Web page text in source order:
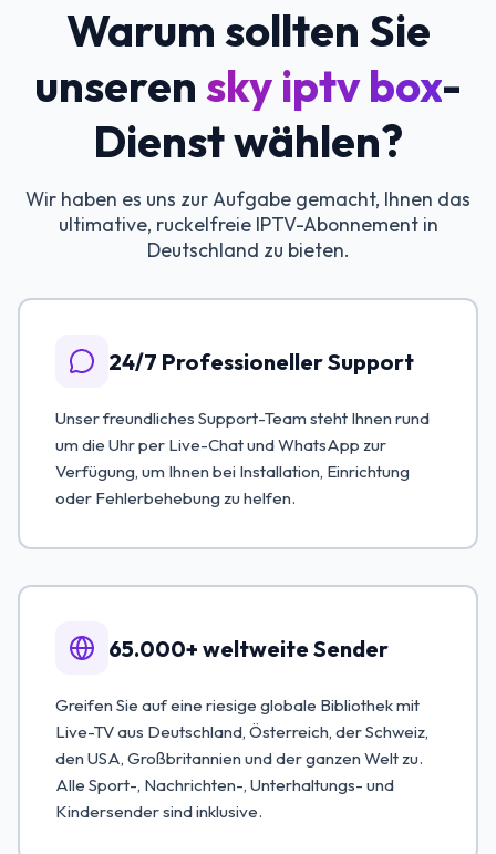
Warum sollten Sie
unseren sky iptv box-
Dienst wählen?
Wir haben es uns zur Aufgabe gemacht, Ihnen das
ultimative, ruckelfreie IPTV-Abonnement in
Deutschland zu bieten.
24/7 Professioneller Support
Unser freundliches Support-Team steht Ihnen rund
um die Uhr per Live-Chat und WhatsApp zur
Verfügung, um Ihnen bei Installation, Einrichtung
oder Fehlerbehebung zu helfen.
65.000+ weltweite Sender
Greifen Sie auf eine riesige globale Bibliothek mit
Live-TV aus Deutschland, Österreich, der Schweiz,
den USA, Großbritannien und der ganzen Welt zu.
Alle Sport-, Nachrichten-, Unterhaltungs- und
Kindersender sind inklusive.